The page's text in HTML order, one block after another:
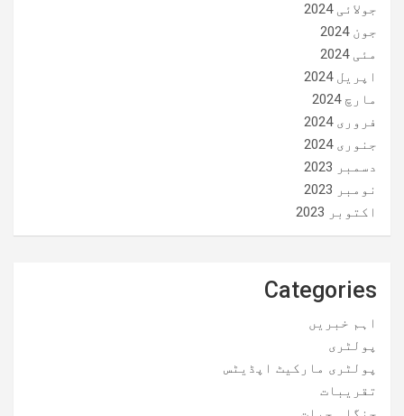
جولائی 2024
جون 2024
مئی 2024
اپریل 2024
مارچ 2024
فروری 2024
جنوری 2024
دسمبر 2023
نومبر 2023
اکتوبر 2023
Categories
اہم خبریں
پولٹری
پولٹری مارکیٹ اپڈیٹس
تقریبات